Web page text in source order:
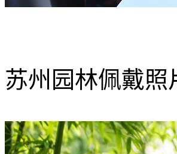
苏州园林佩戴照